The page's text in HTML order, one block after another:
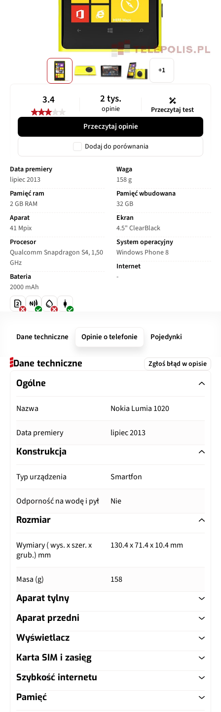
+1
3.4 2 tys.
opinie Przeczytaj test
Przeczytaj opinie
Dodaj do porównania
Data premiery
lipiec 2013
Pamięć ram
2 GB RAM
Aparat
41 Mpix
Procesor
Qualcomm Snapdragon S4, 1,50
GHz
Bateria
2000 mAh
Waga
158 g
Pamięć wbudowana
32 GB
Ekran
4.5" ClearBlack
System operacyjny
Windows Phone 8
Internet
-
Dane techniczne Opinie o telefonie Pojedynki
Dane techniczne Zgłoś błąd w opisie
Ogólne
Nazwa Nokia Lumia 1020
Data premiery lipiec 2013
Konstrukcja
Typ urządzenia Smartfon
Odporność na wodę i pył Nie
Rozmiar
Wymiary ( wys. x szer. x
grub.) mm
130.4 x 71.4 x 10.4 mm
Masa (g) 158
Aparat tylny
Główny aparat
Autofocus
Lampa błyskowa
Aparat przedni
Główny aparat
Wyświetlacz
Typ ekranu
Karta SIM i zasięg
Typ karty SIM
Szybkość internetu
LTE
Pamięć